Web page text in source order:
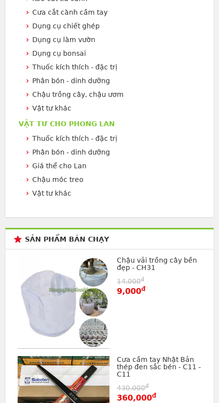
Cưa cắt cành cầm tay
Dụng cụ chiết ghép
Dụng cụ làm vườn
Dụng cụ bonsai
Thuốc kích thích - đặc trị
Phân bón - dinh dưỡng
Chậu trồng cây, chậu ươm
Vật tư khác
VẬT TƯ CHO PHONG LAN
Thuốc kích thích - đặc trị
Phân bón - dinh dưỡng
Giá thể cho Lan
Chậu móc treo
Vật tư khác
SẢN PHẨM BÁN CHẠY
Chậu vải trồng cây bền
đẹp - CH31
14,000đ
9,000đ
Cưa cầm tay Nhật Bản
thép đen sắc bén - C11 -
C11
430,000đ
360,000đ